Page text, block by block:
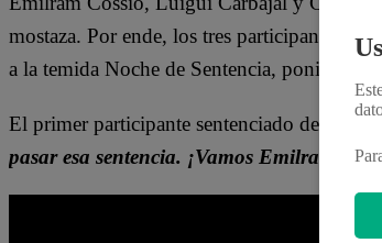
mostaza. Por ende, los tres participantes de “
a la temida Noche de Sentencia,
El primer participante sentenciado de la
pasar esa sentencia. ¡Vamos Emilram!
”,